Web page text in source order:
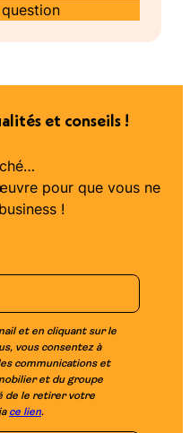
et conseils !
pour que vous ne
!
et en cliquant sur le
vous consentez à
communications et
et du groupe
de le retirer votre
ce lien.